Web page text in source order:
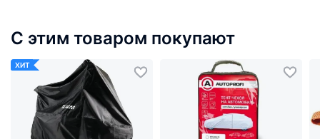
С этим товаром покупают
ХИТ